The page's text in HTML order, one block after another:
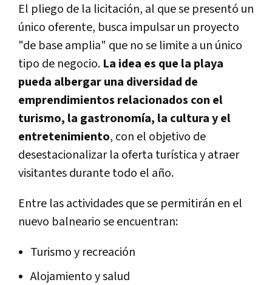
El pliego de la licitación, al que se presentó un
único oferente, busca impulsar un proyecto
"de base amplia" que no se limite a un único
tipo de negocio. La idea es que la playa
pueda albergar una diversidad de
emprendimientos relacionados con el
turismo, la gastronomía, la cultura y el
entretenimiento, con el objetivo de
desestacionalizar la oferta turística y atraer
visitantes durante todo el año.
Entre las actividades que se permitirán en el
nuevo balneario se encuentran:
Turismo y recreación
Alojamiento y salud